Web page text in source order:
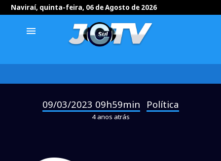
Naviraí, quinta-feira, 06 de Agosto de 2026
menu
09/03/2023 09h59min Política
4 anos atrás